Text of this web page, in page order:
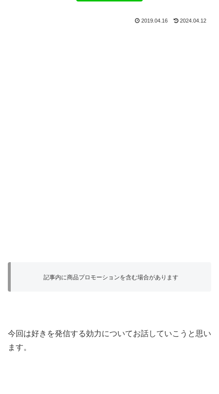
2019.04.16 2024.04.12
記事内に商品プロモーションを含む場合があります
今回は好きを発信する効力についてお話していこうと思い
ます。